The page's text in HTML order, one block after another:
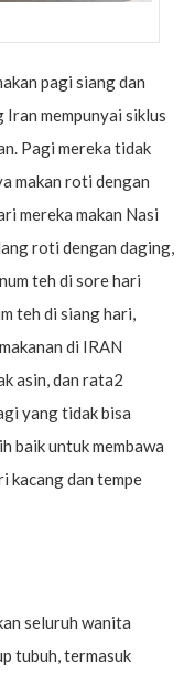
pagi siang dan
Iran mempunyai siklus
Pagi mereka tidak
makan roti dengan
mereka makan Nasi
roti dengan daging,
teh di sore hari
teh di siang hari,
di IRAN
asin, dan rata2
yang tidak bisa
baik untuk membawa
kacang dan tempe
seluruh wanita
tubuh, termasuk